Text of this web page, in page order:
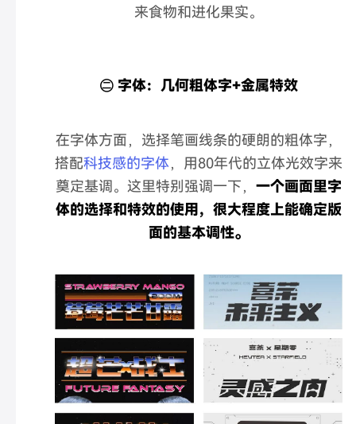
来食物和进化果实。
㊁ 字体： 几何粗体字+金属特效
在字体方面，选择笔画线条的硬朗的粗体字，
搭配科技感的字体，用80年代的立体光效字来
奠定基调。这里特别强调一下， 一个画面里字
体的选择和特效的使用，很大程度上能确定版
面的基本调性。